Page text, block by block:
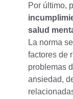
Por último,
salud
La norma
factores de
problemas
ansiedad,